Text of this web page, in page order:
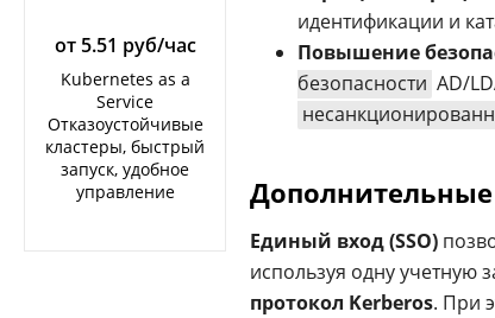
от 5.51 руб/час
Kubernetes as a
Service
Отказоустойчивые
кластеры, быстрый
запуск, удобное
управление
идентификации и
Повышение
безопасности AD/
Единый вход (SSO)
используя одну учетную
протокол Kerberos. При